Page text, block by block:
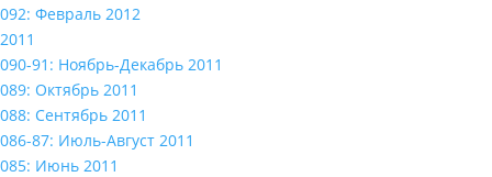
092: Февраль 2012
2011
090-91: Ноябрь-Декабрь 2011
089: Октябрь 2011
088: Сентябрь 2011
086-87: Июль-Август 2011
085: Июнь 2011